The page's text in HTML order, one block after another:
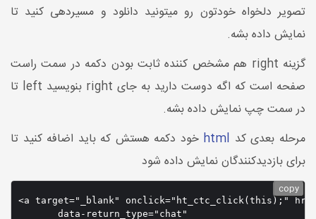
تصویر دلخواه خودتون رو میتونید دانلود و مسیردهی کنید تا
نمایش داده بشه.
گزینه right هم مشخص کننده ثابت بودن دکمه در سمت راست
صفحه است که اگه دوست دارید به جای right بنویسید left تا
در سمت چپ نمایش داده بشه.
مرحله بعدی کد html خود دکمه هستش که باید اضافه کنید تا
برای بازدیدکنندگان نمایش داده شود
<a target="_blank" onclick="ht_ctc_click(this);"
       data-return_type="chat"
copy